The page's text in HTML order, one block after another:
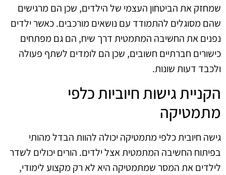
שמחזק את הביטחון העצמי של הילדים, שכן הם מרגישים
שהם מסוגלים להתמודד עם נושאים מורכבים. כאשר ילדים
נפנים את החשיבה המתמטית דרך שיח, הם גם מפתחים
כישורים חברתיים חשובים, שכן הם לומדים לשתף פעולה
ולכבד דעות שונות.
הקניית גישות חיוביות כלפי
מתמטיקה
גישה חיובית כלפי מתמטיקה יכולה להוות הבדל מהותי
בפיתוח החשיבה המתמטית אצל ילדים. הורים יכולים לשדר
לילדים את המסר שמתמטיקה היא לא רק מקצוע לימודי,